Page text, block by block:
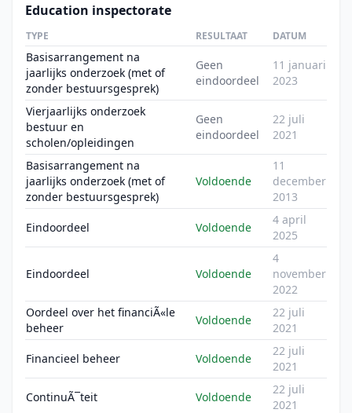
Education inspectorate
TYPE RESULTAAT DATUM
Basisarrangement na
jaarlijks onderzoek (met of
zonder bestuursgesprek)
Geen
eindoordeel
11 januari
2023
Vierjaarlijks onderzoek
bestuur en
scholen/opleidingen
Geen
eindoordeel
22 juli
2021
Basisarrangement na
jaarlijks onderzoek (met of
zonder bestuursgesprek)
Voldoende
11
december
2013
Eindoordeel Voldoende
4 april
2025
Eindoordeel Voldoende
4
november
2022
Oordeel over het financiÃ«le
beheer
Voldoende
22 juli
2021
Financieel beheer Voldoende
22 juli
2021
ContinuÃ¯teit Voldoende
22 juli
2021